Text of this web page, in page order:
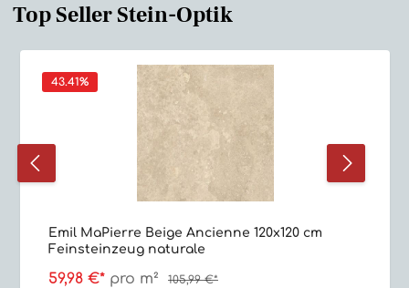
Top Seller Stein-Optik
43.41%
Emil MaPierre Beige Ancienne 120x120 cm
Feinsteinzeug naturale
59,98 €* pro m² 105,99 €*